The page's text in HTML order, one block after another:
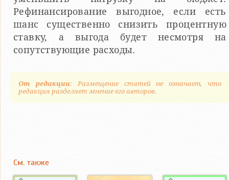
Рефинансирование выгодное, если есть
шанс существенно снизить процентную
ставку, а выгода будет несмотря на
сопутствующие расходы.
От редакции: Размещение статей не означает, что
редакция разделяет мнение его авторов.
См. также